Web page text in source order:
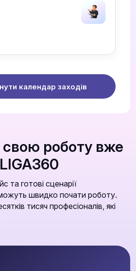
календар заходів
свою роботу вже
та готові сценарії
швидко почати роботу.
тисяч професіоналів, які